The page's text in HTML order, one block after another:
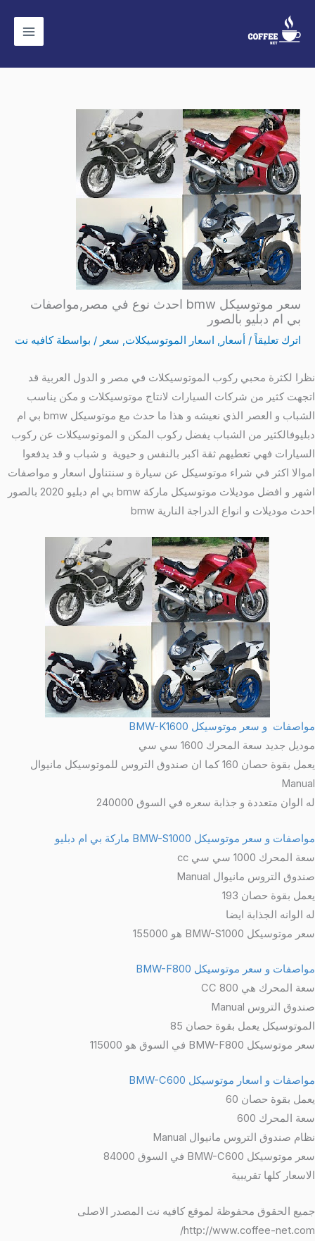
المحتوى
سعر موتوسيكل bmw احدث نوع في مصر,مواصفات
بي ام دبليو بالصور
اترك تعليقاً / أسعار , اسعار الموتوسيكلات, سعر / بواسطة كافيه نت
نظرا لكثرة محبي ركوب الموتوسيكلات في مصر و الدول العربية قد
اتجهت كثير من شركات السيارات لانتاج موتوسيكلات و مكن يناسب
الشباب و العصر الذي نعيشه و هذا ما حدث مع موتوسيكل bmw بي ام
دبليوفالكثير من الشباب يفضل ركوب المكن و الموتوسيكلات عن ركوب
السيارات فهي تعطيهم ثقة اكبر بالنفس و حيوية و شباب و قد يدفعوا
اموالا اكثر في شراء موتوسيكل عن سيارة و سنتناول اسعار و مواصفات
اشهر و افضل موديلات موتوسيكل ماركة bmw بي ام دبليو 2020 بالصور
احدث موديلات و انواع الدراجة النارية bmw
مواصفات و سعر موتوسيكل BMW-K1600
موديل جديد سعة المحرك 1600 سي سي
يعمل بقوة حصان 160 كما ان صندوق التروس للموتوسيكل مانيوال
Manual
له الوان متعددة و جذابة سعره في السوق 240000
مواصفات و سعر موتوسيكل BMW-S1000 ماركة بي ام دبليو
سعة المحرك 1000 سي سي cc
صندوق التروس مانيوال Manual
يعمل بقوة حصان 193
له الوانه الجذابة ايضا
سعر موتوسيكل BMW-S1000 هو 155000
مواصفات و سعر موتوسيكل BMW-F800
سعة المحرك هي 800 CC
صندوق التروس Manual
الموتوسيكل يعمل بقوة حصان 85
سعر موتوسيكل BMW-F800 في السوق هو 115000
مواصفات و اسعار موتوسيكل BMW-C600
يعمل بقوة حصان 60
سعة المحرك 600
نظام صندوق التروس مانيوال Manual
سعر موتوسيكل BMW-C600 في السوق 84000
الاسعار كلها تقريبية
جميع الحقوق محفوظة لموقع كافيه نت المصدر الاصلى
http://www.coffee-net.com/